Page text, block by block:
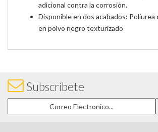
adicional contra la corrosión.
Disponible en dos acabados:
en polvo negro texturizado
Subscríbete